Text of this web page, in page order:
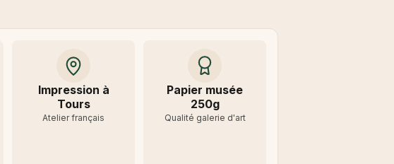
Impression à
Tours
Atelier français
Papier musée
250g
Qualité galerie d'art